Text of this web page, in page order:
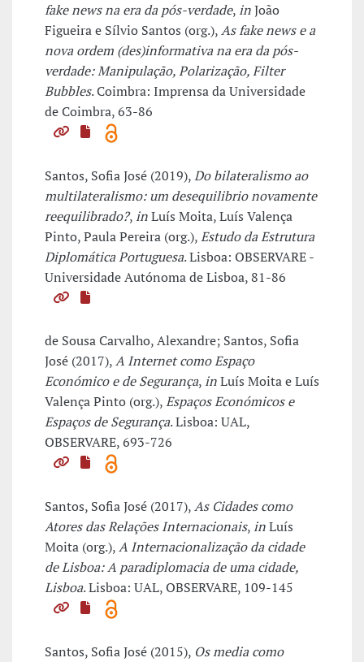
fake news na era da pós-verdade,inJoão
Figueira e Sílvio Santos (org.),As fake news e a
nova ordem (des)informativa na era da pós-
verdade: Manipulação, Polarização, Filter
Bubbles. Coimbra: Imprensa da Universidade
de Coimbra, 63-86
Santos, Sofia José (2019),Do bilateralismo ao
multilateralismo: um desequilibrio novamente
reequilibrado?,inLuís Moita, Luís Valença
Pinto, Paula Pereira (org.),Estudo da Estrutura
Diplomática Portuguesa. Lisboa: OBSERVARE -
Universidade Autónoma de Lisboa, 81-86
de Sousa Carvalho, Alexandre; Santos, Sofia
José (2017),A Internet como Espaço
Económico e de Segurança,inLuís Moita e Luís
Valença Pinto (org.),Espaços Económicos e
Espaços de Segurança. Lisboa: UAL,
OBSERVARE, 693-726
Santos, Sofia José (2017),As Cidades como
Atores das Relações Internacionais​,inLuís
Moita (org.),​​A Internacionalização da cidade
de Lisboa: A paradiplomacia de uma cidade,
Lisboa. Lisboa: UAL, OBSERVARE, 109-145
Santos, Sofia José (2015), Os media como